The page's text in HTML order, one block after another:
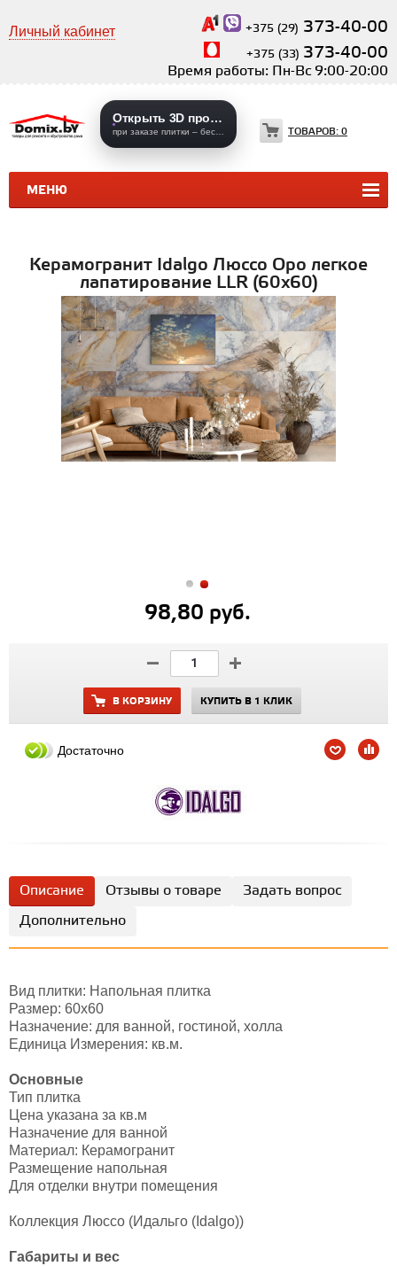
Личный кабинет +375 (29) 373-40-00
+375 (33) 373-40-00
Время работы: Пн-Вс 9:00-20:00
МЕНЮ
Открыть 3D проекты
ТОВАРОВ: 0
КЕРАМИЧЕСКАЯ ПЛИТКА
Керамогранит Idalgo Люссо Оро легкое
лапатирование LLR (60х60)
98,80 руб.
В КОРЗИНУ КУПИТЬ В 1 КЛИК
Достаточно
Описание Отзывы о товаре
Задать вопрос
Дополнительно
Вид плитки: Напольная плитка
Размер: 60х60
Назначение: для ванной, гостиной, холла
Единица Измерения: кв.м.
Основные
Тип плитка
Цена указана за кв.м
Назначение для ванной
Материал: Керамогранит
Размещение напольная
Для отделки внутри помещения
Коллекция Люссо (Идальго (Idalgo))
Габариты и вес